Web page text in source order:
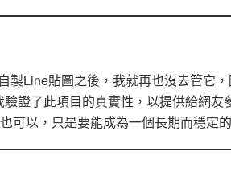
貼圖之後，我就再也沒去管它，
證了此項目的真實性，以提供給網友
可以，只是要能成為一個長期而穩定